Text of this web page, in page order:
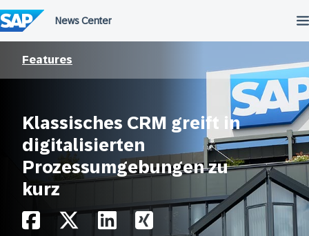
Features
Klassisches CRM greift in
digitalisierten
Prozessumgebungen zu
kurz